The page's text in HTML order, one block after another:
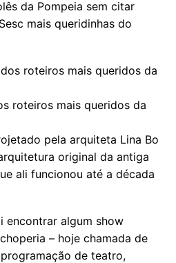
da Pompeia sem citar
mais queridinhas do
roteiros mais queridos da
pela arquiteta Lina Bo
original da antiga
ali funcionou até a década
encontrar algum show
– hoje chamada de
de teatro,